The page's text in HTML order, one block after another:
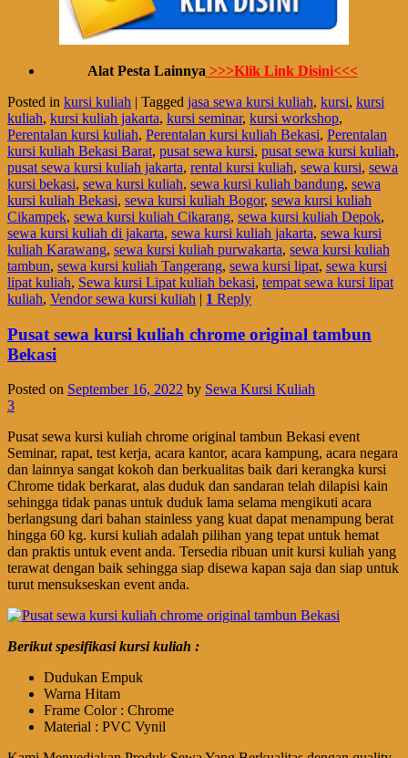
Alat Pesta Lainnya >>>Klik Link Disini<<<
Posted in kursi kuliah | Tagged jasa sewa kursi kuliah, kursi, kursi
kuliah, kursi kuliah jakarta, kursi seminar, kursi workshop,
Perentalan kursi kuliah, Perentalan kursi kuliah Bekasi, Perentalan
kursi kuliah Bekasi Barat, pusat sewa kursi, pusat sewa kursi kuliah,
pusat sewa kursi kuliah jakarta, rental kursi kuliah, sewa kursi, sewa
kursi bekasi, sewa kursi kuliah, sewa kursi kuliah bandung, sewa
kursi kuliah Bekasi, sewa kursi kuliah Bogor, sewa kursi kuliah
Cikampek, sewa kursi kuliah Cikarang, sewa kursi kuliah Depok,
sewa kursi kuliah di jakarta, sewa kursi kuliah jakarta, sewa kursi
kuliah Karawang, sewa kursi kuliah purwakarta, sewa kursi kuliah
tambun, sewa kursi kuliah Tangerang, sewa kursi lipat, sewa kursi
lipat kuliah, Sewa kursi Lipat kuliah bekasi, tempat sewa kursi lipat
kuliah, Vendor sewa kursi kuliah | 1 Reply
Pusat sewa kursi kuliah chrome original tambun
Bekasi
Posted on September 16, 2022 by Sewa Kursi Kuliah
3
Pusat sewa kursi kuliah chrome original tambun Bekasi event
Seminar, rapat, test kerja, acara kantor, acara kampung, acara negara
dan lainnya sangat kokoh dan berkualitas baik dari kerangka kursi
Chrome tidak berkarat, alas duduk dan sandaran telah dilapisi kain
sehingga tidak panas untuk duduk lama selama mengikuti acara
berlangsung dari bahan stainless yang kuat dapat menampung berat
hingga 60 kg. kursi kuliah adalah pilihan yang tepat untuk hemat
dan praktis untuk event anda. Tersedia ribuan unit kursi kuliah yang
terawat dengan baik sehingga siap disewa kapan saja dan siap untuk
turut mensukseskan event anda.
Berikut spesifikasi kursi kuliah :
Dudukan Empuk
Warna Hitam
Frame Color : Chrome
Material : PVC Vynil